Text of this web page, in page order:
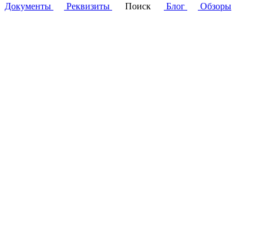
Документы
Реквизиты Поиск Блог Обзоры